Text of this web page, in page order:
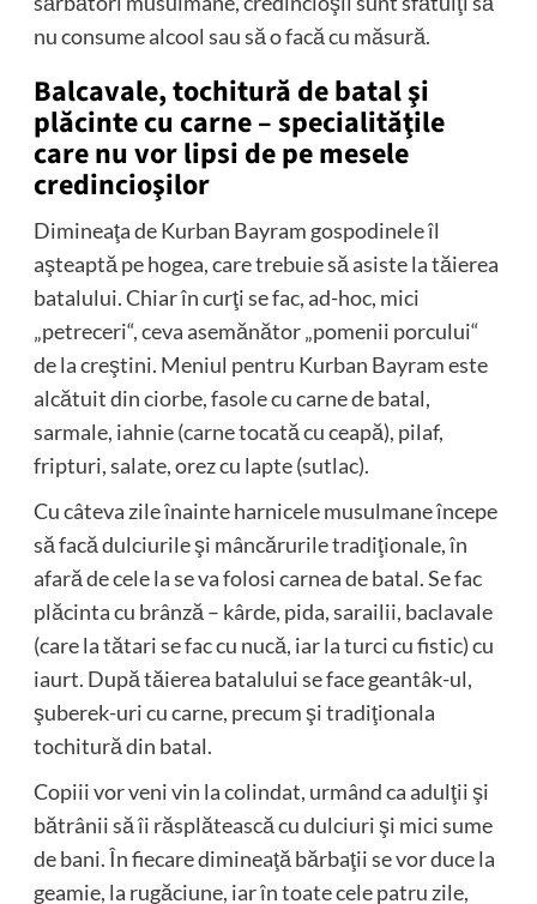
nu consume alcool sau să o facă cu măsură.
Balcavale, tochitură de batal şi
plăcinte cu carne – specialităţile
care nu vor lipsi de pe mesele
credincioşilor
Dimineaţa de Kurban Bayram gospodinele îl
aşteaptă pe hogea, care trebuie să asiste la tăierea
batalului. Chiar în curţi se fac, ad-hoc, mici
„petreceri“, ceva asemănător „pomenii porcului“
de la creştini. Meniul pentru Kurban Bayram este
alcătuit din ciorbe, fasole cu carne de batal,
sarmale, iahnie (carne tocată cu ceapă), pilaf,
fripturi, salate, orez cu lapte (sutlac).
Cu câteva zile înainte harnicele musulmane începe
să facă dulciurile şi mâncărurile tradiţionale, în
afară de cele la se va folosi carnea de batal. Se fac
plăcinta cu brânză – kârde, pida, sarailii, baclavale
(care la tătari se fac cu nucă, iar la turci cu fistic) cu
iaurt. După tăierea batalului se face geantâk-ul,
şuberek-uri cu carne, precum şi tradiţionala
tochitură din batal.
Copiii vor veni vin la colindat, urmând ca adulţii şi
bătrânii să îi răsplătească cu dulciuri şi mici sume
de bani. În fiecare dimineaţă bărbaţii se vor duce la
geamie, la rugăciune, iar în toate cele patru zile,